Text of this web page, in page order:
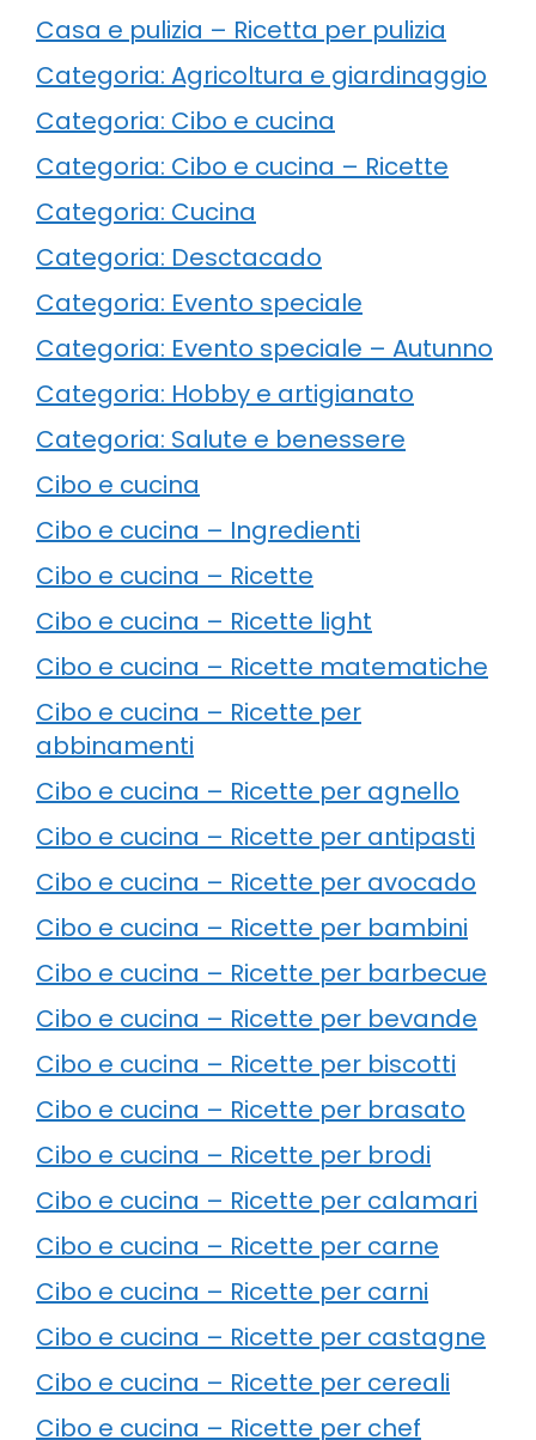
Casa e pulizia – Ricetta per pulizia
Categoria: Agricoltura e giardinaggio
Categoria: Cibo e cucina
Categoria: Cibo e cucina – Ricette
Categoria: Cucina
Categoria: Desctacado
Categoria: Evento speciale
Categoria: Evento speciale – Autunno
Categoria: Hobby e artigianato
Categoria: Salute e benessere
Cibo e cucina
Cibo e cucina – Ingredienti
Cibo e cucina – Ricette
Cibo e cucina – Ricette light
Cibo e cucina – Ricette matematiche
Cibo e cucina – Ricette per
abbinamenti
Cibo e cucina – Ricette per agnello
Cibo e cucina – Ricette per antipasti
Cibo e cucina – Ricette per avocado
Cibo e cucina – Ricette per bambini
Cibo e cucina – Ricette per barbecue
Cibo e cucina – Ricette per bevande
Cibo e cucina – Ricette per biscotti
Cibo e cucina – Ricette per brasato
Cibo e cucina – Ricette per brodi
Cibo e cucina – Ricette per calamari
Cibo e cucina – Ricette per carne
Cibo e cucina – Ricette per carni
Cibo e cucina – Ricette per castagne
Cibo e cucina – Ricette per cereali
Cibo e cucina – Ricette per chef